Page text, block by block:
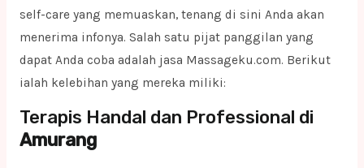
self-care yang memuaskan, tenang di sini Anda akan
menerima infonya. Salah satu pijat panggilan yang
dapat Anda coba adalah jasa Massageku.com. Berikut
ialah kelebihan yang mereka miliki:
Terapis Handal dan Professional di
Amurang